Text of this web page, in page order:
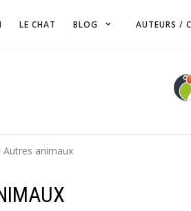
LE CHAT BLOG AUTEURS /
Autres animaux